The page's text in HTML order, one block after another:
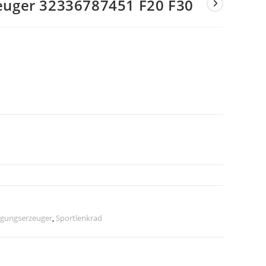
32336787451 F20 F30
, Sportlenkrad